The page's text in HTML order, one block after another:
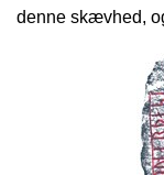
denne skævhed,